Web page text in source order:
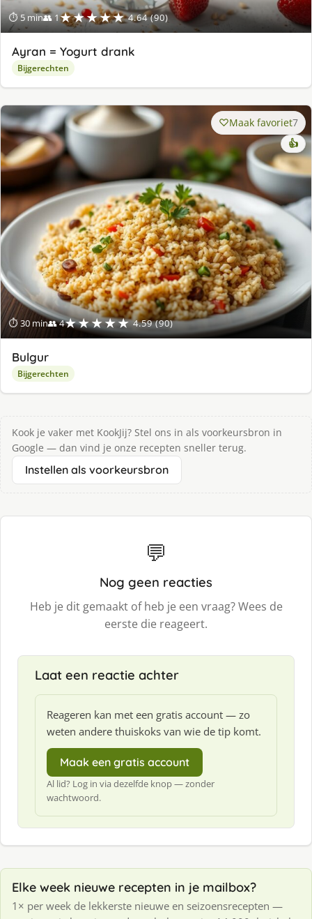
⏱ 5 min👥 1★★★★★ 4.64 (90)
Ayran = Yogurt drank
Bijgerechten
⏱ 30 min👥 4★★★★★ 4.59 (90)
Maak favoriet7
👍
Bulgur
Bijgerechten
Kook je vaker met KookJij? Stel ons in als voorkeursbron in
Google — dan vind je onze recepten sneller terug.
Instellen als voorkeursbron
💬
Nog geen reacties
Heb je dit gemaakt of heb je een vraag? Wees de
eerste die reageert.
Laat een reactie achter
Reageren kan met een gratis account — zo
weten andere thuiskoks van wie de tip komt.
Maak een gratis account
Al lid? Log in via dezelfde knop — zonder
wachtwoord.
Elke week nieuwe recepten in je mailbox?
1× per week de lekkerste nieuwe en seizoensrecepten —